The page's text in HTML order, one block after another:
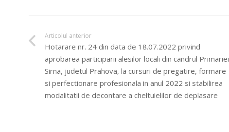
Articolul anterior
Hotarare nr. 24 din data de 18.07.2022 privind
aprobarea participarii alesilor locali din candrul Primariei
Sirna, judetul Prahova, la cursuri de pregatire, formare
si perfectionare profesionala in anul 2022 si stabilirea
modalitatii de decontare a cheltuielilor de deplasare